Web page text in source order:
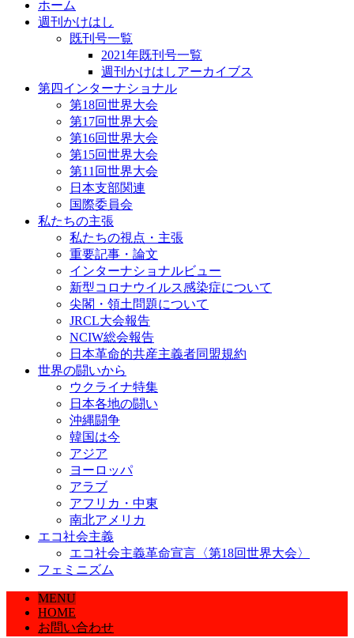
ホーム
週刊かけはし
既刊号一覧
2021年既刊号一覧
週刊かけはしアーカイブス
第四インターナショナル
第18回世界大会
第17回世界大会
第16回世界大会
第15回世界大会
第11回世界大会
日本支部関連
国際委員会
私たちの主張
私たちの視点・主張
重要記事・論文
インターナショナルビュー
新型コロナウイルス感染症について
尖閣・領土問題について
JRCL大会報告
NCIW総会報告
日本革命的共産主義者同盟規約
世界の闘いから
ウクライナ特集
日本各地の闘い
沖縄闘争
韓国は今
アジア
ヨーロッパ
アラブ
アフリカ・中東
南北アメリカ
エコ社会主義
エコ社会主義革命宣言〈第18回世界大会〉
フェミニズム
MENU
HOME
お問い合わせ